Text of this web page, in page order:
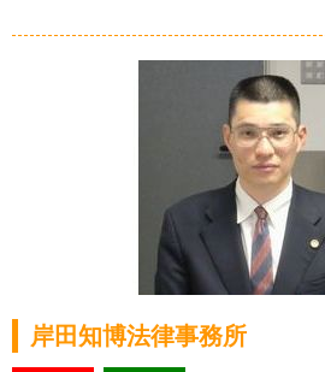
岸田知博法律事務所